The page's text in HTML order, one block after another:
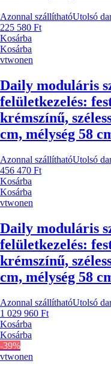
Azonnal szállíthatóUtolsó
225 580 Ft
Kosárba
Kosárba
vtwonen
Daily moduláris
felületkezelés:
krémszínű,
cm, mélység 58
Azonnal szállíthatóUtolsó
456 470 Ft
Kosárba
Kosárba
vtwonen
Daily moduláris
felületkezelés:
krémszínű,
cm, mélység 58
Azonnal szállíthatóUtolsó
1 029 960 Ft
Kosárba
Kosárba
-39%
vtwonen